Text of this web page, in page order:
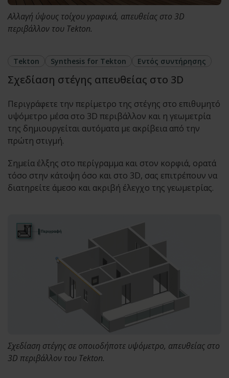
Αλλαγή ύψους τοίχου γραφικά, απευθείας στο 3D
περιβάλλον του Tekton.
Tekton Synthesis for Tekton Εντός συντήρησης
Σχεδίαση στέγης απευθείας στο 3D
Περιγράφετε την περίμετρο της στέγης στο επιθυμητό
υψόμετρο μέσα στο 3D περιβάλλον και η γεωμετρία
της δημιουργείται αυτόματα με ακρίβεια από την
πρώτη στιγμή.
Σημεία έλξης στο περίγραμμα και στον κορφιά, ορατά
τόσο στην κάτοψη όσο και στο 3D, σας επιτρέπουν να
διατηρείτε άμεσο και ακριβή έλεγχο της γεωμετρίας.
Σχεδίαση στέγης σε οποιοδήποτε υψόμετρο, απευθείας στο
3D περιβάλλον του Tekton.